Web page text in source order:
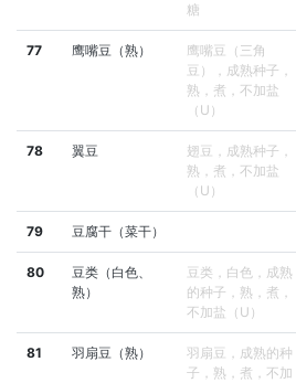
糖
77 鹰嘴豆（熟）
鹰嘴豆（三角
豆），成熟种子，
熟，煮，不加盐
（U）
78 翼豆
翅豆，成熟种子，
熟，煮，不加盐
（U）
79 豆腐干（菜干）
80
豆类（白色、
熟）
豆类，白色，成熟
的种子，熟，煮，
不加盐（U）
81 羽扇豆（熟）
羽扇豆，成熟的种
子，熟，煮，不加